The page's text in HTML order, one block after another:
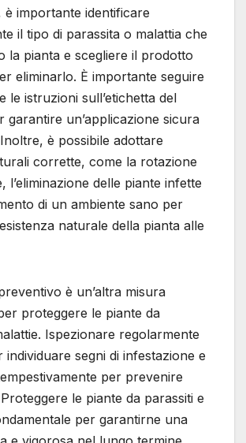
è importante identificare
il tipo di parassita o malattia che
la pianta e scegliere il prodotto
eliminarlo. È importante seguire
le istruzioni sull’etichetta del
garantire un’applicazione sicura
è possibile adottare
corrette, come la rotazione
l’eliminazione delle piante infette
di un ambiente sano per
naturale della pianta alle
è un’altra misura
proteggere le piante da
Ispezionare regolarmente
individuare segni di infestazione e
per prevenire
le piante da parassiti e
per garantirne una